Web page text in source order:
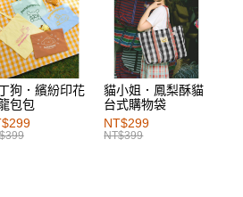
狗．繽紛印花
包包
貓小姐．鳳梨酥貓
台式購物袋
NT$299
NT$399